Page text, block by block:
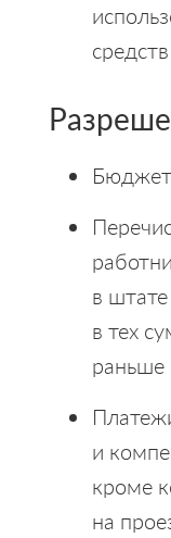
в
в тех
раньше
и
кроме
на